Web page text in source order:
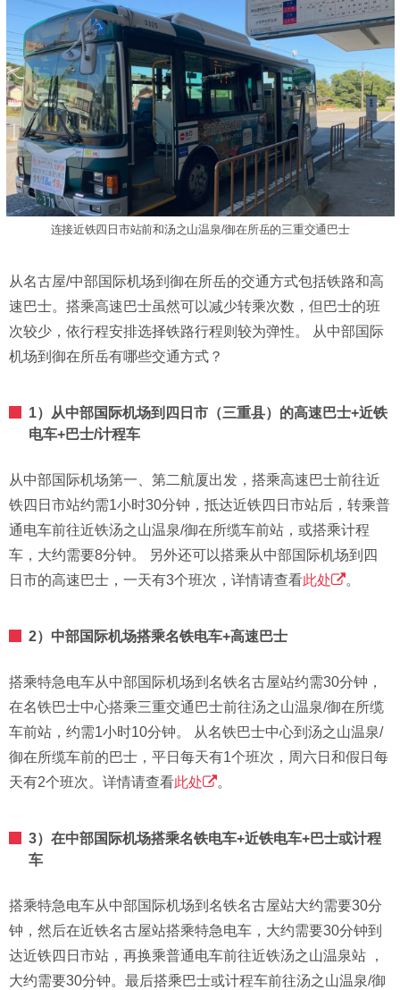
连接近铁四日市站前和汤之山温泉/御在所岳的三重交通巴士
从名古屋/中部国际机场到御在所岳的交通方式包括铁路和高
速巴士。搭乘高速巴士虽然可以减少转乘次数，但巴士的班
次较少，依行程安排选择铁路行程则较为弹性。 从中部国际
机场到御在所岳有哪些交通方式？
1）从中部国际机场到四日市（三重县）的高速巴士+近铁
电车+巴士/计程车
从中部国际机场第一、第二航厦出发，搭乘高速巴士前往近
铁四日市站约需1小时30分钟，抵达近铁四日市站后，转乘普
通电车前往近铁汤之山温泉/御在所缆车前站，或搭乘计程
车，大约需要8分钟。 另外还可以搭乘从中部国际机场到四
日市的高速巴士，一天有3个班次，详情请查看此处 。
2）中部国际机场搭乘名铁电车+高速巴士
搭乘特急电车从中部国际机场到名铁名古屋站约需30分钟，
在名铁巴士中心搭乘三重交通巴士前往汤之山温泉/御在所缆
车前站，约需1小时10分钟。 从名铁巴士中心到汤之山温泉/
御在所缆车前的巴士，平日每天有1个班次，周六日和假日每
天有2个班次。详情请查看此处 。
3）在中部国际机场搭乘名铁电车+近铁电车+巴士或计程
车
搭乘特急电车从中部国际机场到名铁名古屋站大约需要30分
钟，然后在近铁名古屋站搭乘特急电车，大约需要30分钟到
达近铁四日市站，再换乘普通电车前往近铁汤之山温泉站 ，
大约需要30分钟。最后搭乘巴士或计程车前往汤之山温泉/御